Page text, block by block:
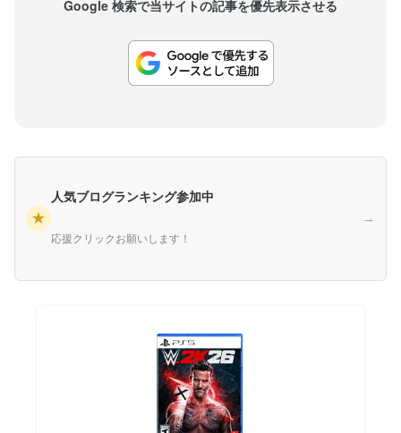
Google 検索で当サイトの記事を優先表示させる
★
人気ブログランキング参加中
応援クリックお願いします！
→